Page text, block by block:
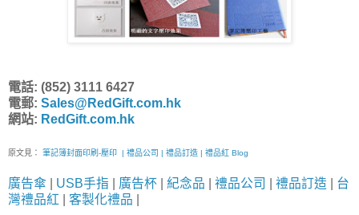
電話: (852) 3111 6427
電郵: Sales@RedGift.com.hk
網站: RedGift.com.hk
原文見： 筆記簿封面印刷-壓印 | 禮品公司 | 禮品訂造 | 禮品紅 Blog
廣告傘 USB手指 廣告杯 紀念品 禮品公司 禮品訂造
台
灣禮品紅
客製化禮品